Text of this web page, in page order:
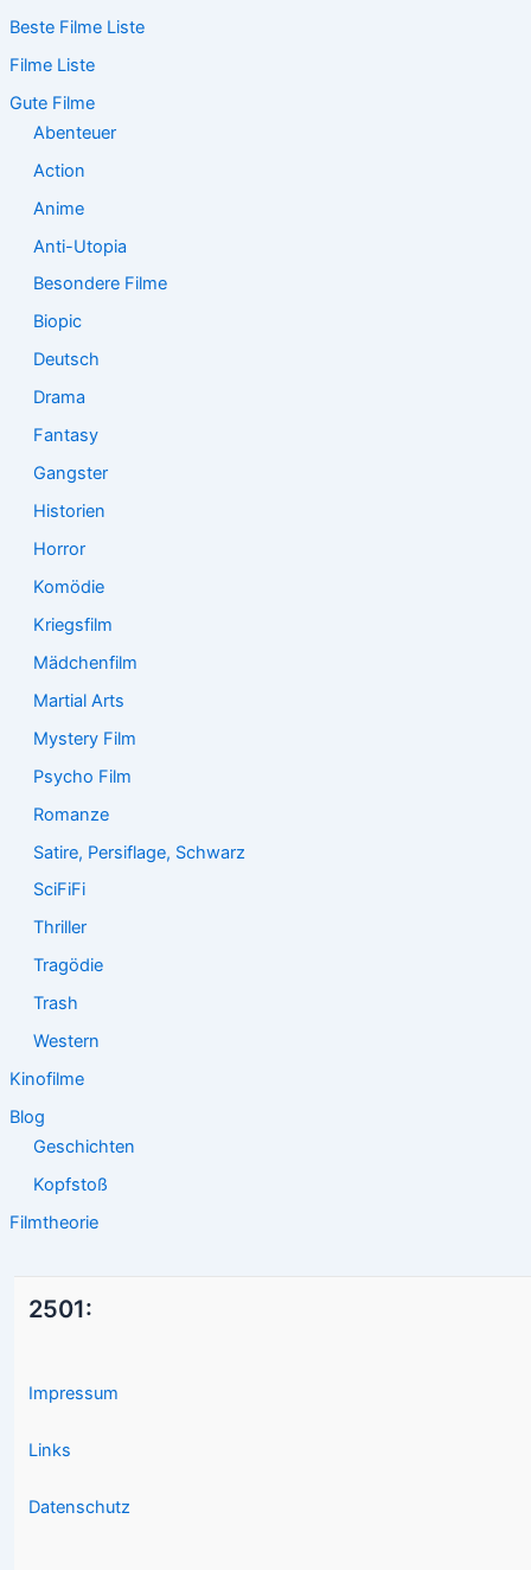
h
n
n
Beste Filme Liste
Filme Liste
Gute Filme
Abenteuer
Action
Anime
Anti-Utopia
Besondere Filme
Biopic
Deutsch
Drama
Fantasy
Gangster
Historien
Horror
Komödie
Kriegsfilm
Mädchenfilm
Martial Arts
Mystery Film
Psycho Film
Romanze
Satire, Persiflage, Schwarz
SciFiFi
Thriller
Tragödie
Trash
Western
Kinofilme
Blog
Geschichten
Kopfstoß
Filmtheorie
2501:
Impressum
Links
Datenschutz